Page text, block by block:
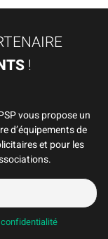
!
vous propose un
d’équipements de
et pour les